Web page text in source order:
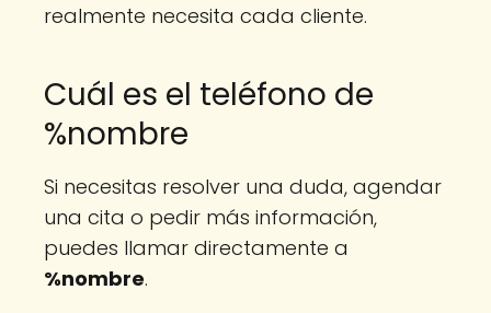
realmente necesita cada cliente.
Cuál es el teléfono de
%nombre
Si necesitas resolver una duda, agendar
una cita o pedir más información,
puedes llamar directamente a
%nombre.